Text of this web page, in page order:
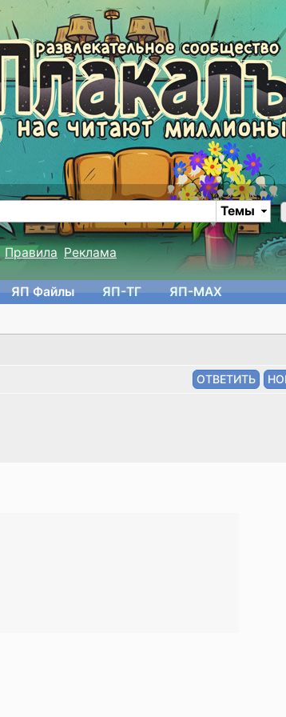
Темы
Правила Реклама
ЯП Файлы ЯП-TГ
ЯП-MAX